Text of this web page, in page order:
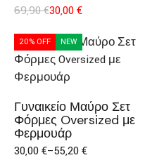
69,90€30,00€
20% OFF NEW
Γυναικείο Μαύρο Σετ
Φόρμες Oversized με
Φερμουάρ
30,00€–55,20€